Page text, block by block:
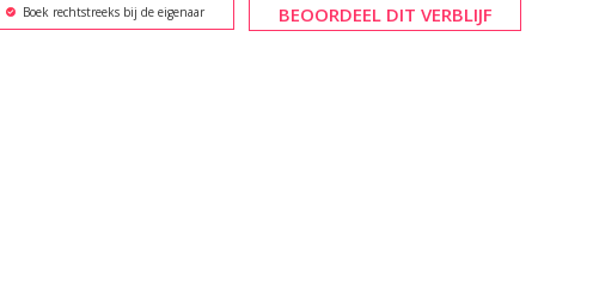
Boek rechtstreeks bij de eigenaar
BEOORDEEL DIT VERBLIJF